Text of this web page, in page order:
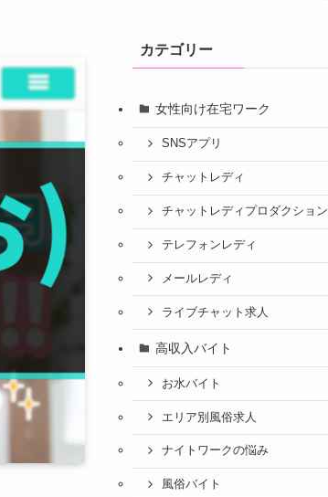
カテゴリー
女性向け在宅ワーク
SNSアプリ
チャットレディ
チャットレディプロダクション
テレフォンレディ
メールレディ
ライブチャット求人
高収入バイト
お水バイト
エリア別風俗求人
ナイトワークの悩み
風俗バイト